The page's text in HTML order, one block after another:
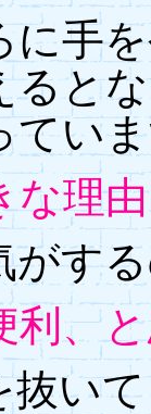
に手
ると
てい
な理
がす
利、
抜い